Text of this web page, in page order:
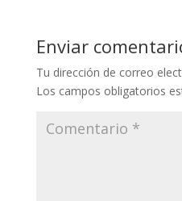
Enviar
Tu dirección de correo
Los campos obligatorios